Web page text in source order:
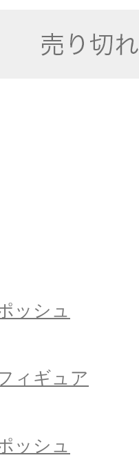
ッシュ
ィギュア
ッシュ